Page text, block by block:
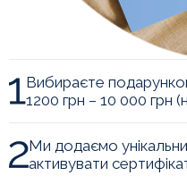
Вибираєте
1200 грн – 10 000 грн
Ми додаємо
активувати